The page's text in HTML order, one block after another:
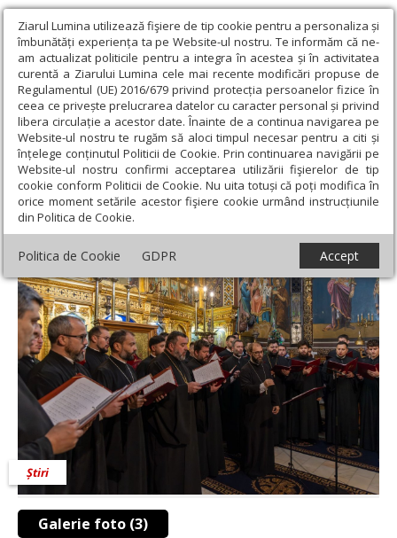
Ziarul Lumina utilizează fişiere de tip cookie pentru a personaliza și
îmbunătăți experiența ta pe Website-ul nostru. Te informăm că ne-
am actualizat politicile pentru a integra în acestea și în activitatea
curentă a Ziarului Lumina cele mai recente modificări propuse de
Regulamentul (UE) 2016/679 privind protecția persoanelor fizice în
ceea ce privește prelucrarea datelor cu caracter personal și privind
libera circulație a acestor date. Înainte de a continua navigarea pe
Website-ul nostru te rugăm să aloci timpul necesar pentru a citi și
înțelege conținutul Politicii de Cookie. Prin continuarea navigării pe
Website-ul nostru confirmi acceptarea utilizării fişierelor de tip
cookie conform Politicii de Cookie. Nu uita totuși că poți modifica în
orice moment setările acestor fişiere cookie urmând instrucțiunile
din Politica de Cookie.
Politica de Cookie GDPR Accept
Ziarul Lumina › Actualitate religioasă › Știri › Bucuria colindelor
la Parohia Dorobanți din București
Bucuria colindelor la Parohia Dorobanți din
București
Galerie foto (3)
Știri